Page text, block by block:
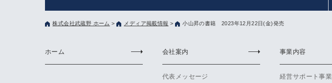
株式会社武蔵野 ホーム > メディア掲載情報 > 小山昇の書籍 2023年12月22日(金)発売
ホーム 会社案内
代表メッセージ
事業内容
経営サポート事業